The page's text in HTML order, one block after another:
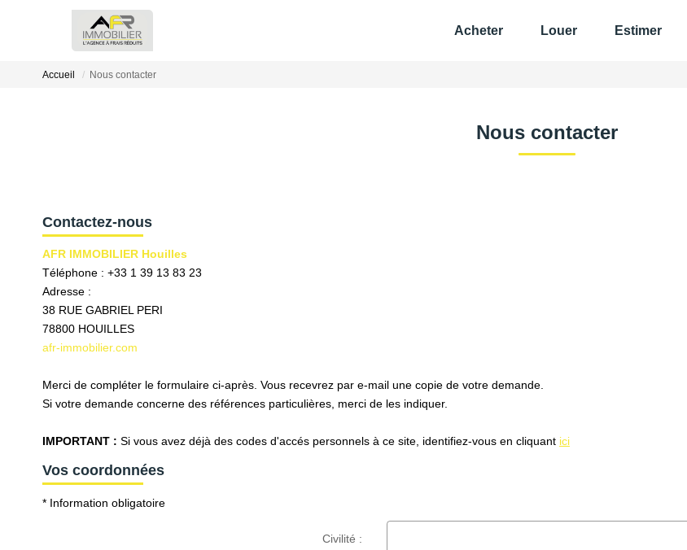
Acheter Louer Estimer
Accueil Nous contacter
Nous contacter
Contactez-nous
AFR IMMOBILIER Houilles
Téléphone : +33 1 39 13 83 23
Adresse :
38 RUE GABRIEL PERI
78800 HOUILLES
afr-immobilier.com
Merci de compléter le formulaire ci-après. Vous recevrez par e-mail une copie de votre demande.
Si votre demande concerne des références particulières, merci de les indiquer.
IMPORTANT : Si vous avez déjà des codes d'accés personnels à ce site, identifiez-vous en cliquant ici
Vos coordonnées
* Information obligatoire
Civilité :